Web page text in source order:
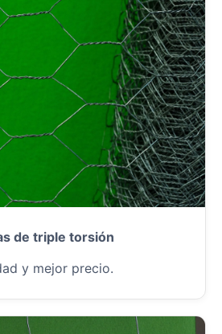
de triple torsión
y mejor precio.